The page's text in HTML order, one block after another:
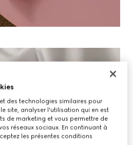
des technologies similaires pour
site, analyser l'utilisation qui en est
de marketing et vous permettre de
réseaux sociaux. En continuant à
les présentes conditions